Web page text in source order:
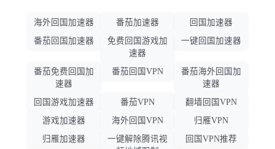
海外回国加速器 番茄加速器
回国加速器
番茄回国加速器
免费回国游戏加
速器
一键回国加速器
番茄免费回国加
速器
番茄回国VPN
番茄海外回国加
速器
回国游戏加速器
番茄VPN
翻墙回国VPN
游戏加速器
海外回国VPN
归雁VPN
归雁加速器
一键解除腾讯视
回国VPN推荐